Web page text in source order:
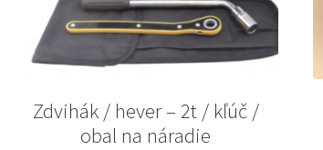
Zdvihák / hever – 2t / kľúč /
obal na náradie